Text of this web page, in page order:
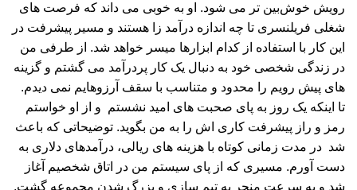
رویش خوش‌بین تر می شود. او به خوبی می داند که فرصت های
شغلی فریلنسری تا چه اندازه درآمد زا هستند و مسیر پیشرفت در
این کار با استفاده از کدام ابزارها میسر خواهد شد. از طرفی من
در زندگی شخصی خود به دنبال یک کار پردرآمد می گشتم و گزینه
های پیش رویم را محدود و متناسب با سقف آرزوهایم نمی دیدم.
تا اینکه یک روز به پای صحبت های امید نشستم و از او خواستم
رمز و راز پیشرفت کاری اش را به من بگوید. توضیحاتی که باعث
شد در مدت زمانی کوتاه با هزینه های ریالی، درآمدهای دلاری به
دست آورم. مسیری که از پای سیستم من در اتاق شخصیم آغاز
شد و به سرعت منجر به تیم سازی و بزرگ شدن مجموعه گشت.